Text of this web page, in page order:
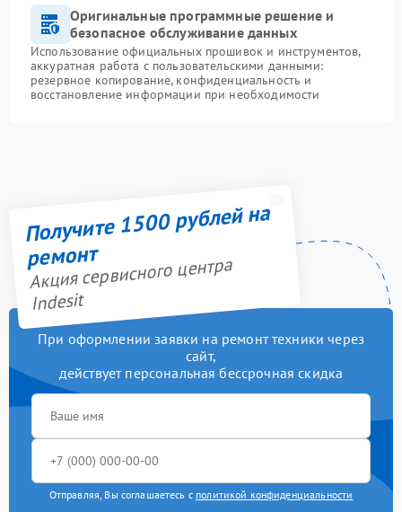
Оригинальные программные решение и
безопасное обслуживание данных
Использование официальных прошивок и инструментов,
аккуратная работа с пользовательскими данными:
резервное копирование, конфиденциальность и
восстановление информации при необходимости
Получите 1500 рублей на
ремонт
Акция сервисного центра
Indesit
При оформлении заявки на ремонт техники через
сайт,
действует персональная бессрочная скидка
Отправляя, Вы соглашаетесь с политикой конфиденциальности